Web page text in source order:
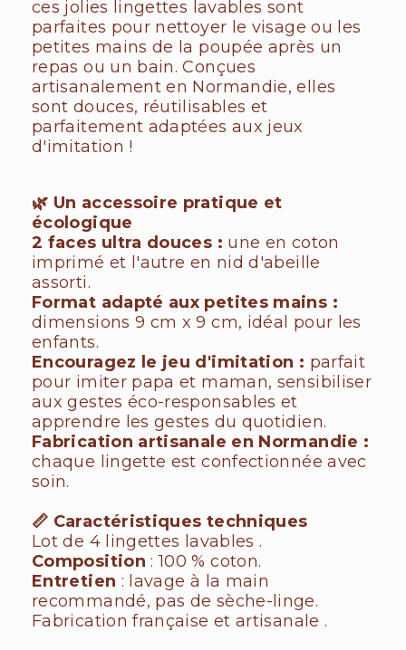
ces jolies lingettes lavables sont
parfaites pour nettoyer le visage ou les
petites mains de la poupée après un
repas ou un bain. Conçues
artisanalement en Normandie, elles
sont douces, réutilisables et
parfaitement adaptées aux jeux
d'imitation !
🌿 Un accessoire pratique et
écologique
2 faces ultra douces : une en coton
imprimé et l'autre en nid d'abeille
assorti.
Format adapté aux petites mains :
dimensions 9 cm x 9 cm, idéal pour les
enfants.
Encouragez le jeu d'imitation : parfait
pour imiter papa et maman, sensibiliser
aux gestes éco-responsables et
apprendre les gestes du quotidien.
Fabrication artisanale en Normandie :
chaque lingette est confectionnée avec
soin.
📏 Caractéristiques techniques
Lot de 4 lingettes lavables .
Composition : 100 % coton.
Entretien : lavage à la main
recommandé, pas de sèche-linge.
Fabrication française et artisanale .